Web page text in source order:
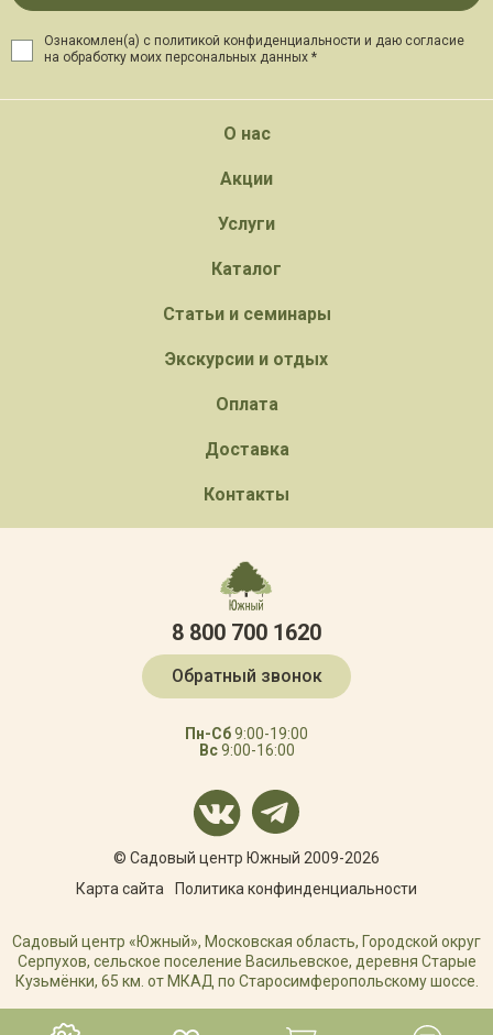
Ознакомлен(а) с политикой конфиденциальности и даю согласие
на обработку моих персональных данных *
О нас
Акции
Услуги
Каталог
Статьи и семинары
Экскурсии и отдых
Оплата
Доставка
Контакты
8 800 700 1620
Обратный звонок
Пн-Сб9:00-19:00
Вс9:00-16:00
© Садовый центр Южный 2009-2026
Карта сайта
Политика конфинденциальности
Садовый центр «Южный», Московская область, Городской округ
Серпухов, сельское поселение Васильевское, деревня Старые
Кузьмёнки, 65 км. от МКАД по Старосимферопольскому шоссе.